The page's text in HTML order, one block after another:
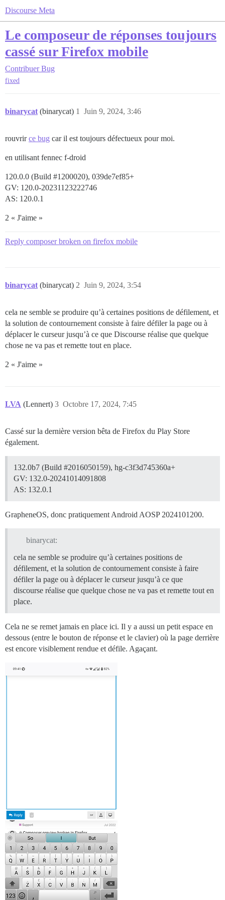
Discourse Meta
Le composeur de réponses toujours
cassé sur Firefox mobile
Contribuer Bug
fixed
binarycat (binarycat) Juin 9, 2024, 3:46
1
rouvrirce bug car il est toujours défectueux pour moi.
en utilisant fennec f-droid
120.0.0 (Build #1200020), 039de7ef85+
GV: 120.0-20231123222746
AS: 120.0.1
2 « J'aime »
Reply composer broken on firefox mobile
binarycat (binarycat) Juin 9, 2024, 3:54
2
cela ne semble se produire qu’à certaines positions de défilement, et
la solution de contournement consiste à faire défiler la page ou à
déplacer le curseur jusqu’à ce que Discourse réalise que quelque
chose ne va pas et remette tout en place.
2 « J'aime »
LVA (Lennert) Octobre 17, 2024, 7:45
3
Cassé sur la dernière version bêta de Firefox du Play Store
également.
132.0b7 (Build #2016050159), hg-c3f3d745360a+
GV: 132.0-20241014091808
AS: 132.0.1
GrapheneOS, donc pratiquement Android AOSP 2024101200.
binarycat:
cela ne semble se produire qu’à certaines positions de
défilement, et la solution de contournement consiste à faire
défiler la page ou à déplacer le curseur jusqu’à ce que
discourse réalise que quelque chose ne va pas et remette tout en
place.
Cela ne se remet jamais en place ici. Il y a aussi un petit espace en
dessous (entre le bouton de réponse et le clavier) où la page derrière
est encore visiblement rendue et défile. Agaçant.